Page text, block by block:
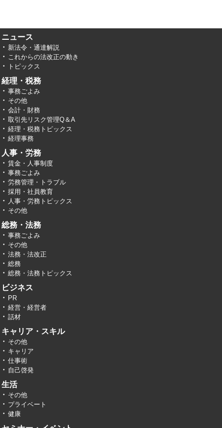
ニュース
新法令・通達解説
これからの法改正の動き
トピックス
経理・税務
事務ごよみ
その他
会計・財務
取引先リスク管理Q＆A
経理・税務トピックス
経理事務
人事・労務
賃金・人事制度
事務ごよみ
労務管理・トラブル
採用・社員教育
人事・労務トピックス
その他
総務・法務
事務ごよみ
その他
法務・法改正
総務
総務・法務トピックス
ビジネス
PR
経営・経営者
話材
キャリア・スキル
その他
キャリア
仕事術
自己啓発
生活
その他
プライベート
健康